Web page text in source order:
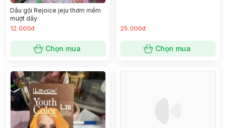
Dầu gội Rejoice jeju thơm mềm
mượt dây
12.000đ
Chọn mua
25.000đ
Chọn mua